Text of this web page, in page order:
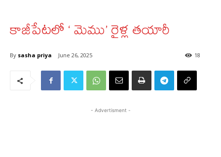
కాజీపేటలో ‘ మెము’ రైళ్ల తయారీ
By sasha priya June 26, 2025 18
- Advertisment -